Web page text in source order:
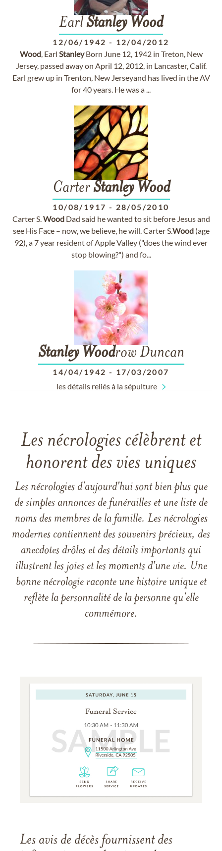
EarlStanley Wood
12/06/1942 - 12/04/2012
Wood, Earl StanleyBorn June 12, 1942 in Treton, New
Jersey, passed away on April 12, 2012, in Lancaster, Calif.
Earl grew up in Trenton, New Jerseyand has lived in the AV
for 40 years. He was a ...
CarterStanley Wood
10/08/1917 - 28/05/2010
Carter S.WoodDad said he wanted to sit before Jesus and
see His Face – now, we believe, he will. Carter S.Wood(age
92), a 7 year resident of Apple Valley ("does the wind ever
stop blowing?") and fo...
Stanley Woodrow Duncan
14/04/1942 - 17/03/2007
les détails reliés à la sépulture
Les nécrologies célèbrent et
honorent des vies uniques
Les nécrologies d'aujourd'hui sont bien plus que
de simples annonces de funérailles et une liste de
noms des membres de la famille. Les nécrologies
modernes contiennent des souvenirs précieux, des
anecdotes drôles et des détails importants qui
illustrent les joies et les moments d'une vie. Une
bonne nécrologie raconte une histoire unique et
reflète la personnalité de la personne qu'elle
commémore.
Les avis de décès fournissent des